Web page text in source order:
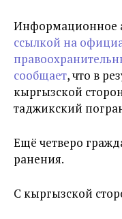
Информационное
ссылкой на
сообщает, что в
кыргызской
таджикский
Ещё четверо
ранения.
С кыргызской